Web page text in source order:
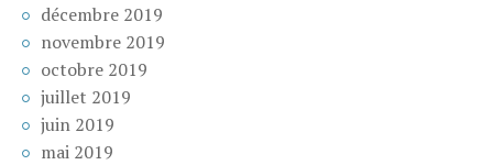
décembre 2019
novembre 2019
octobre 2019
juillet 2019
juin 2019
mai 2019